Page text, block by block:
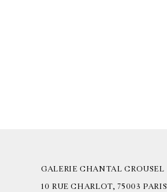
GALERIE CHANTAL CROUSEL
10 RUE CHARLOT, 75003 PARIS